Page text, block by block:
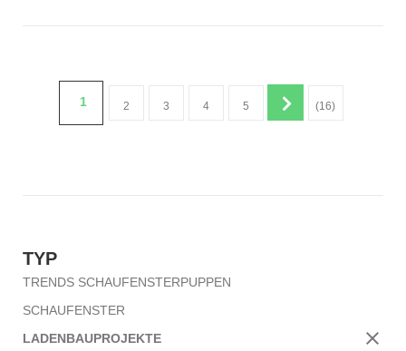
1 2 3 4 5 (16)
TYP
TRENDS SCHAUFENSTERPUPPEN
SCHAUFENSTER
LADENBAUPROJEKTE